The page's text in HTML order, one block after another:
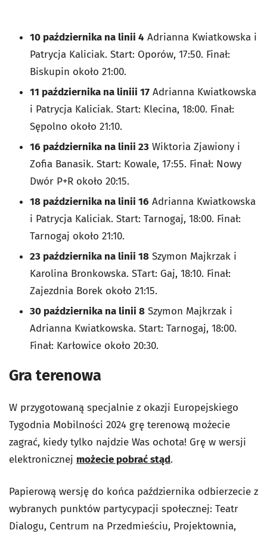
10 października na linii 4 Adrianna Kwiatkowska i
Patrycja Kaliciak. Start: Oporów, 17:50. Finał:
Biskupin około 21:00.
11 października na liniii 17 Adrianna Kwiatkowska
i Patrycja Kaliciak. Start: Klecina, 18:00. Finał:
Sępolno około 21:10.
16 października na linii 23 Wiktoria Zjawiony i
Zofia Banasik. Start: Kowale, 17:55. Finał: Nowy
Dwór P+R około 20:15.
18 października na linii 16 Adrianna Kwiatkowska
i Patrycja Kaliciak. Start: Tarnogaj, 18:00. Finał:
Tarnogaj około 21:10.
23 października na linii 18 Szymon Majkrzak i
Karolina Bronkowska. STart: Gaj, 18:10. Finał:
Zajezdnia Borek około 21:15.
30 października na linii 8 Szymon Majkrzak i
Adrianna Kwiatkowska. Start: Tarnogaj, 18:00.
Finał: Karłowice około 20:30.
Gra terenowa
W przygotowaną specjalnie z okazji Europejskiego
Tygodnia Mobilności 2024 grę terenową możecie
zagrać, kiedy tylko najdzie Was ochota! Grę w wersji
elektronicznej możecie pobrać stąd.
Papierową wersję do końca października odbierzecie z
wybranych punktów partycypacji społecznej: Teatr
Dialogu, Centrum na Przedmieściu, Projektownia,